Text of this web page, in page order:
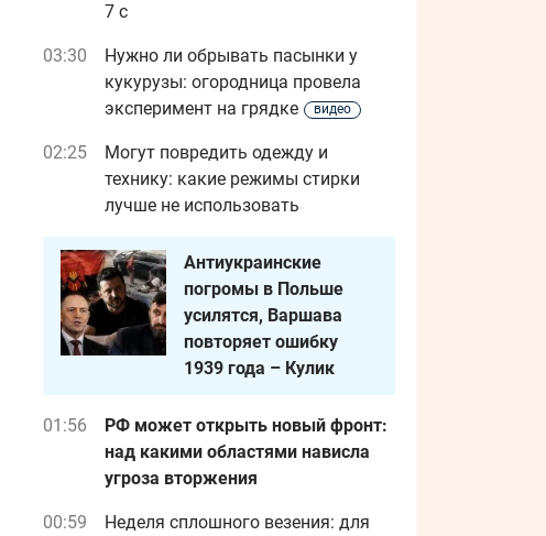
7 с
03:30
Нужно ли обрывать пасынки у
кукурузы: огородница провела
эксперимент на грядке
видео
02:25
Могут повредить одежду и
технику: какие режимы стирки
лучше не использовать
Антиукраинские
погромы в Польше
усилятся, Варшава
повторяет ошибку
1939 года – Кулик
01:56
РФ может открыть новый фронт:
над какими областями нависла
угроза вторжения
00:59
Неделя сплошного везения: для